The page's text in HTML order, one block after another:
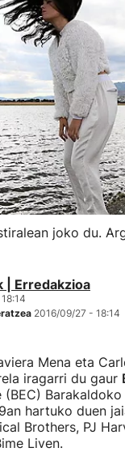
joko du.
| Erredakzioa
2016/09/27 - 18:14
Mena eta
iragarri du gaur
(BEC)
hartuko duen
Brothers, PJ
Liven.